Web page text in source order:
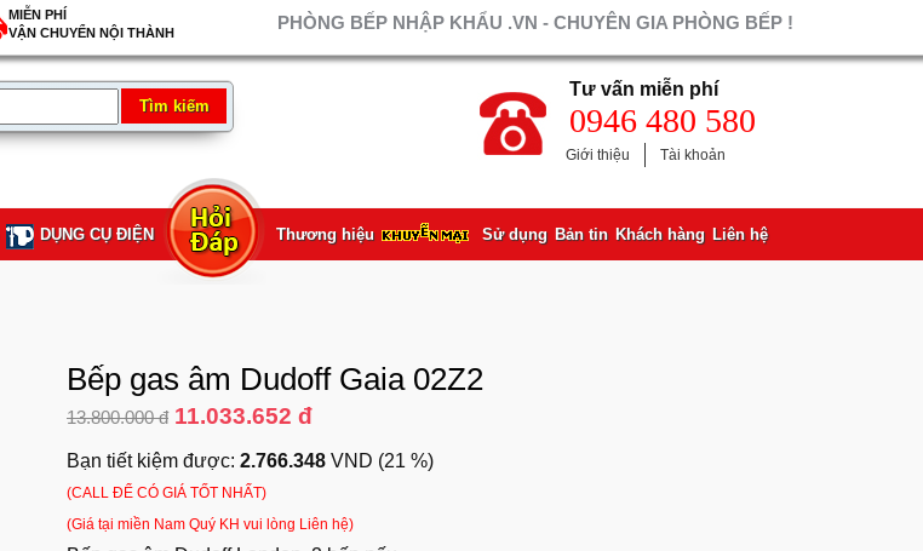
MIỄN PHÍ
VẬN CHUYỂN NỘI THÀNH
PHÒNG BẾP NHẬP KHẨU .VN - CHUYÊN GIA PHÒNG BẾP !
Tư vấn miễn phí
0946 480 580
Giới thiệu Tài khoản
DỤNG CỤ ĐIỆN Thương hiệu Sử dụng Bản tin Khách hàng Liên hệ
Bếp gas âm Dudoff Gaia 02Z2
13.800.000 đ 11.033.652 đ
Bạn tiết kiệm được: 2.766.348 VND (21 %)
(CALL ĐỂ CÓ GIÁ TỐT NHẤT)
(Giá tại miền Nam Quý KH vui lòng Liên hệ)